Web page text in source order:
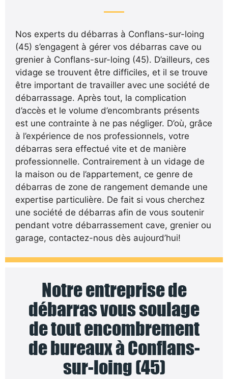
Nos experts du débarras à Conflans-sur-loing
(45) s’engagent à gérer vos débarras cave ou
grenier à Conflans-sur-loing (45). D’ailleurs, ces
vidage se trouvent être difficiles, et il se trouve
être important de travailler avec une société de
débarrassage. Après tout, la complication
d’accès et le volume d’encombrants présents
est une contrainte à ne pas négliger. D’où, grâce
à l’expérience de nos professionnels, votre
débarras sera effectué vite et de manière
professionnelle. Contrairement à un vidage de
la maison ou de l’appartement, ce genre de
débarras de zone de rangement demande une
expertise particulière. De fait si vous cherchez
une société de débarras afin de vous soutenir
pendant votre débarrassement cave, grenier ou
garage, contactez-nous dès aujourd’hui!
Notre entreprise de
débarras vous soulage
de tout encombrement
de bureaux à Conflans-
sur-loing (45)